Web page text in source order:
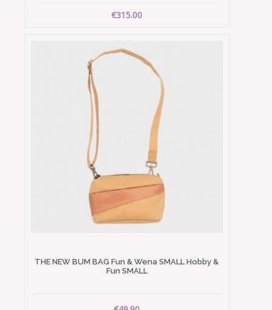
€315.00
THE NEW BUM BAG Fun & Wena SMALL Hobby &
Fun SMALL